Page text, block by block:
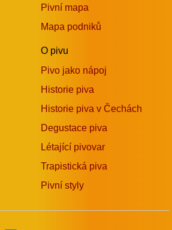
Pivní mapa
Mapa podniků
O pivu
Pivo jako nápoj
Historie piva
Historie piva v Čechách
Degustace piva
Létající pivovar
Trapistická piva
Pivní styly